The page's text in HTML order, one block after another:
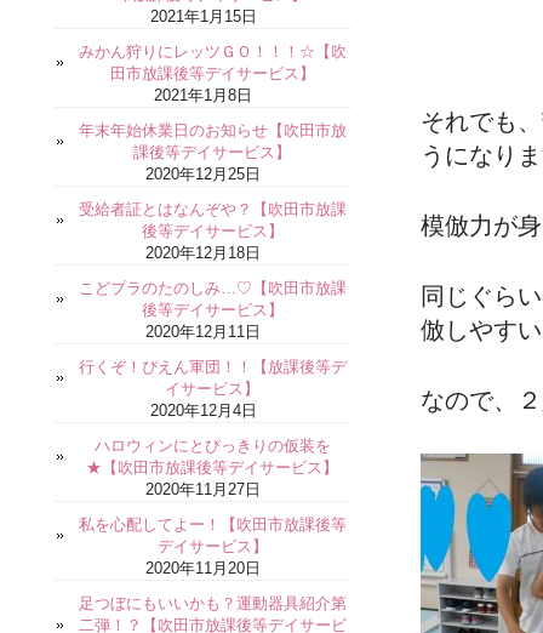
それでも
うになり
模倣力が
同じぐら
倣しやす
なので、
2021年1月15日
みかん狩りにレッツＧＯ！！！☆【吹
田市放課後等デイサービス】
2021年1月8日
年末年始休業日のお知らせ【吹田市放
課後等デイサービス】
2020年12月25日
受給者証とはなんぞや？【吹田市放課
後等デイサービス】
2020年12月18日
こどプラのたのしみ…♡【吹田市放課
後等デイサービス】
2020年12月11日
行くぞ！ぴえん軍団！！【放課後等デ
イサービス】
2020年12月4日
ハロウィンにとびっきりの仮装を
★【吹田市放課後等デイサービス】
2020年11月27日
私を心配してよー！【吹田市放課後等
デイサービス】
2020年11月20日
足つぼにもいいかも？運動器具紹介第
二弾！？【吹田市放課後等デイサービ